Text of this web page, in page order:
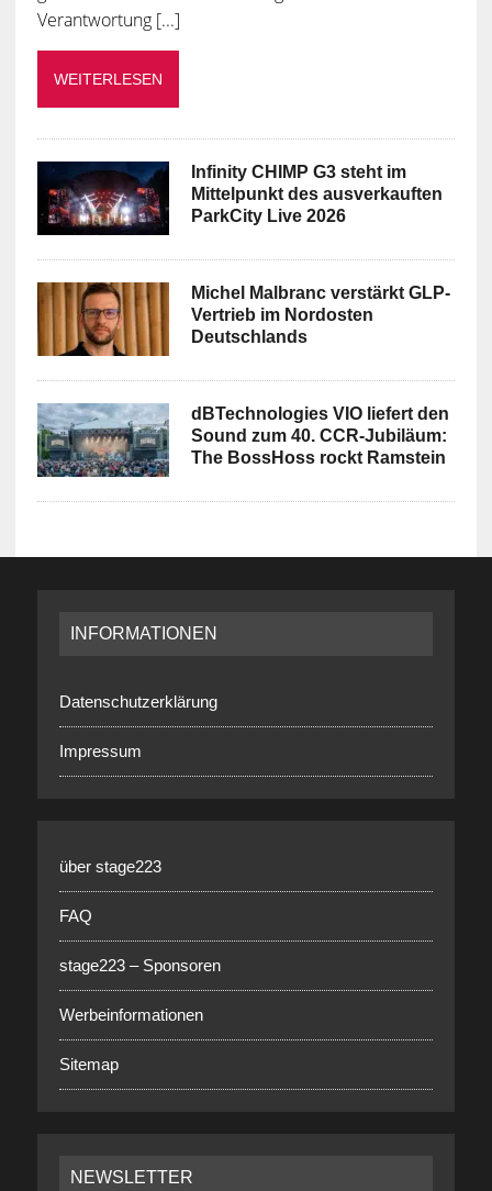
Verantwortung [...]
WEITERLESEN
Infinity CHIMP G3 steht im
Mittelpunkt des ausverkauften
ParkCity Live 2026
Michel Malbranc verstärkt GLP-
Vertrieb im Nordosten
Deutschlands
dBTechnologies VIO liefert den
Sound zum 40. CCR-Jubiläum:
The BossHoss rockt Ramstein
INFORMATIONEN
Datenschutzerklärung
Impressum
über stage223
FAQ
stage223 – Sponsoren
Werbeinformationen
Sitemap
NEWSLETTER